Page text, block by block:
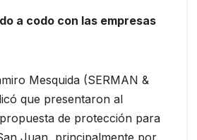
a codo con las empresas
Mesquida (SERMAN &
que presentaron al
de protección para
Juan, principalmente por